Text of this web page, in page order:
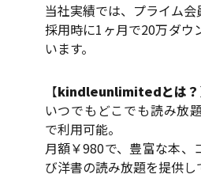
当社実績では、プライム
採用時に1ヶ月で20万ダウ
います。
【kindleunlimitedとは？
いつでもどこでも読み放
で利用可能。
月額￥980で、豊富な本、
び洋書の読み放題を提供し